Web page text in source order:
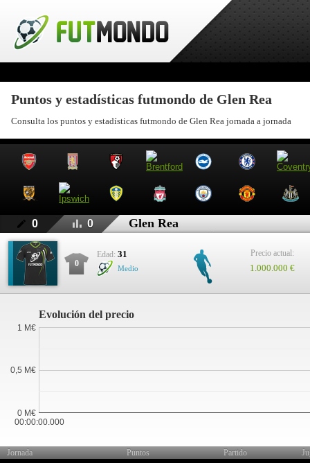
Puntos y estadísticas futmondo de Glen Rea
Consulta los puntos y estadísticas futmondo de Glen Rea jornada a jornada
0 0 Glen Rea
0
Edad: 31
Medio
Precio actual:
1.000.000 €
Evolución del precio
00:00:00.000
0 M€
0,5 M€
1 M€
Jornada Puntos Partido